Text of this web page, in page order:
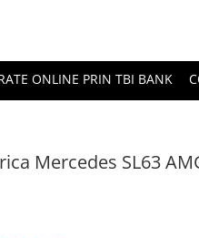
ONLINE PRIN TBI BANK
Mercedes SL63